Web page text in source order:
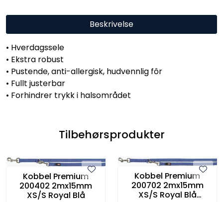
Beskrivelse
• Hverdagssele
• Ekstra robust
• Pustende, anti-allergisk, hudvennlig fôr
• Fullt justerbar
• Forhindrer trykk i halsområdet
Tilbehørsprodukter
Kobbel Premium
200402 2mx15mm
XS/S Royal Blå
Kobbel Premium
200702 2mx15mm
XS/S Royal Blå